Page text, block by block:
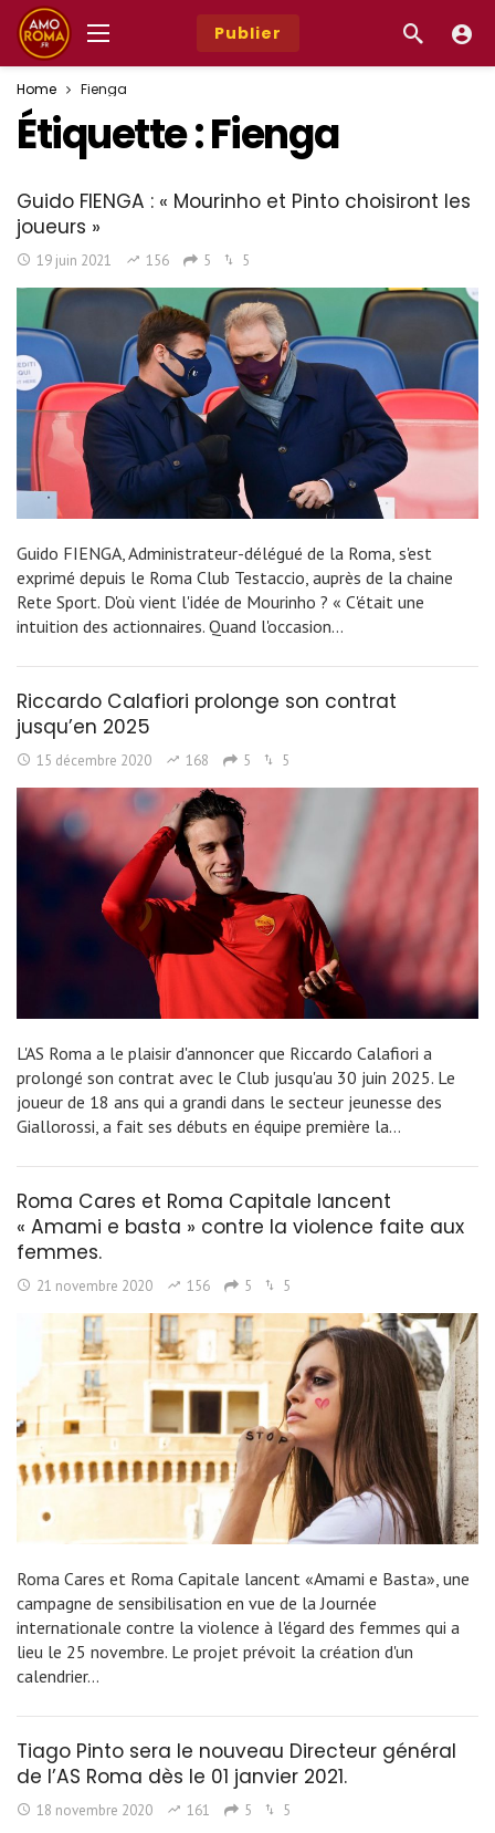
Publier
Home Fienga
Étiquette :Fienga
Guido FIENGA : « Mourinho et Pinto choisiront les
joueurs »
19 juin 2021 156 5 5
Guido FIENGA, Administrateur-délégué de la Roma, s'est
exprimé depuis le Roma Club Testaccio, auprès de la chaine
Rete Sport. D'où vient l'idée de Mourinho ? « C'était une
intuition des actionnaires. Quand l'occasion…
Riccardo Calafiori prolonge son contrat
jusqu’en 2025
15 décembre 2020 168 5 5
L'AS Roma a le plaisir d'annoncer que Riccardo Calafiori a
prolongé son contrat avec le Club jusqu'au 30 juin 2025. Le
joueur de 18 ans qui a grandi dans le secteur jeunesse des
Giallorossi, a fait ses débuts en équipe première la…
Roma Cares et Roma Capitale lancent
« Amami e basta » contre la violence faite aux
femmes.
21 novembre 2020 156 5 5
Roma Cares et Roma Capitale lancent «Amami e Basta», une
campagne de sensibilisation en vue de la Journée
internationale contre la violence à l'égard des femmes qui a
lieu le 25 novembre. Le projet prévoit la création d'un
calendrier…
Tiago Pinto sera le nouveau Directeur général
de l’AS Roma dès le 01 janvier 2021.
18 novembre 2020 161 5 5